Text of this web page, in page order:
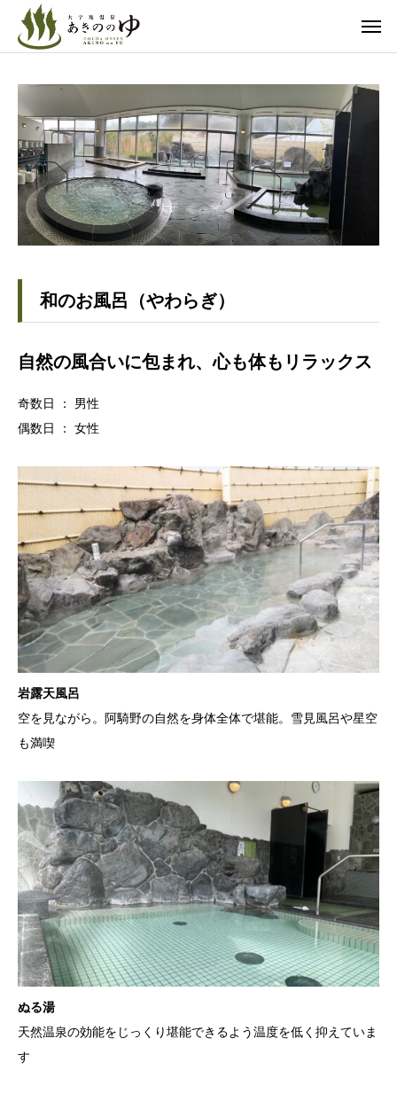
和のお風呂（やわらぎ）
自然の風合いに包まれ、心も体もリラックス
奇数日 ： 男性
偶数日 ： 女性
岩露天風呂
空を見ながら。阿騎野の自然を身体全体で堪能。雪見風呂や星空
も満喫
ぬる湯
天然温泉の効能をじっくり堪能できるよう温度を低く抑えていま
す